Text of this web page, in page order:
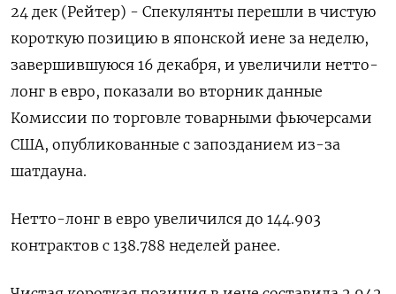
24 дек (Рейтер) - Спекулянты перешли в чистую
короткую позицию в японской иене ⁠за неделю,
завершившуюся 16 декабря, и увеличили нетто-
лонг в евро, ⁠показали во ​вторник данные
Комиссии по ⁠торговле товарными фьючерсами
США, опубликованные ⁠с запозданием из-за
шатдауна.
Нетто-лонг в ‌евро увеличился до 144.‍903
контрактов с 138.‌788 неделей ранее.